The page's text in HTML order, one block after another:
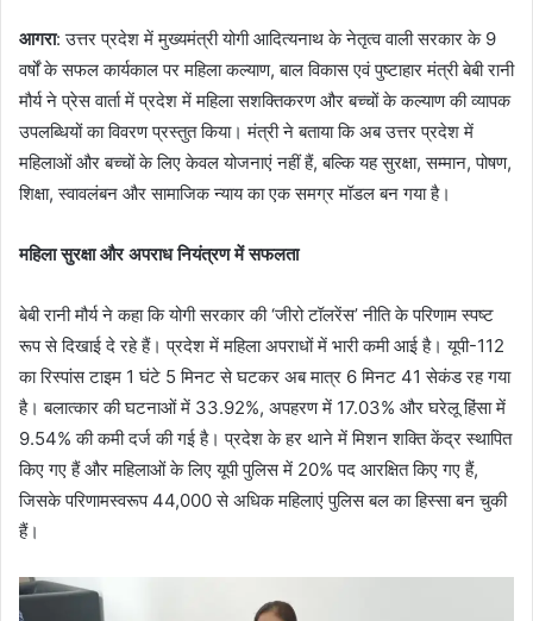
आगरा: उत्तर प्रदेश में मुख्यमंत्री योगी आदित्यनाथ के नेतृत्व वाली सरकार के 9
वर्षों के सफल कार्यकाल पर महिला कल्याण, बाल विकास एवं पुष्टाहार मंत्री बेबी रानी
मौर्य ने प्रेस वार्ता में प्रदेश में महिला सशक्तिकरण और बच्चों के कल्याण की व्यापक
उपलब्धियों का विवरण प्रस्तुत किया। मंत्री ने बताया कि अब उत्तर प्रदेश में
महिलाओं और बच्चों के लिए केवल योजनाएं नहीं हैं, बल्कि यह सुरक्षा, सम्मान, पोषण,
शिक्षा, स्वावलंबन और सामाजिक न्याय का एक समग्र मॉडल बन गया है।
महिला सुरक्षा और अपराध नियंत्रण में सफलता
बेबी रानी मौर्य ने कहा कि योगी सरकार की ‘जीरो टॉलरेंस’ नीति के परिणाम स्पष्ट
रूप से दिखाई दे रहे हैं। प्रदेश में महिला अपराधों में भारी कमी आई है। यूपी-112
का रिस्पांस टाइम 1 घंटे 5 मिनट से घटकर अब मात्र 6 मिनट 41 सेकंड रह गया
है। बलात्कार की घटनाओं में 33.92%, अपहरण में 17.03% और घरेलू हिंसा में
9.54% की कमी दर्ज की गई है। प्रदेश के हर थाने में मिशन शक्ति केंद्र स्थापित
किए गए हैं और महिलाओं के लिए यूपी पुलिस में 20% पद आरक्षित किए गए हैं,
जिसके परिणामस्वरूप 44,000 से अधिक महिलाएं पुलिस बल का हिस्सा बन चुकी
हैं।